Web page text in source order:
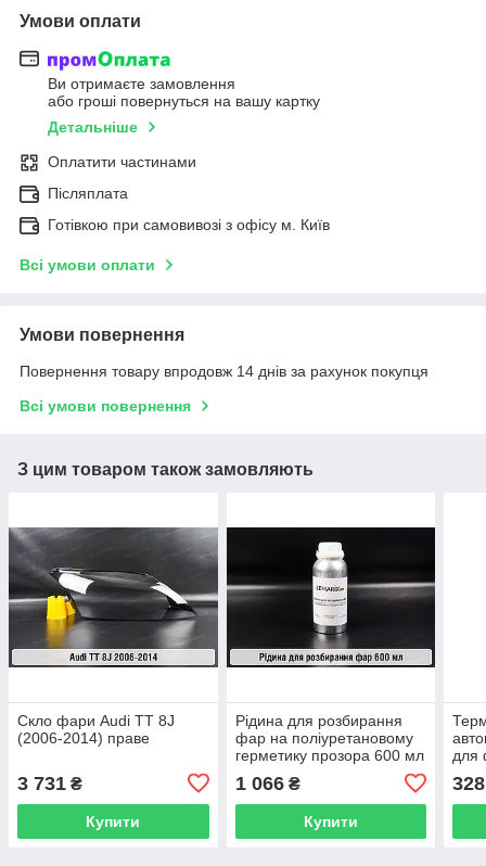
Умови оплати
Ви отримаєте замовлення
або гроші повернуться на вашу картку
Детальніше
Оплатити частинами
Післяплата
Готівкою при самовивозі з офісу м. Київ
Всі умови оплати
Умови повернення
Повернення товару впродовж 14 днів за рахунок покупця
Всі умови повернення
З цим товаром також замовляють
Скло фари Audi TT 8J
(2006-2014) праве
3 731 ₴
Купити
Рідина для розбирання
фар на поліуретановому
герметику прозора 600 мл
1 066₴
Купити
для
328